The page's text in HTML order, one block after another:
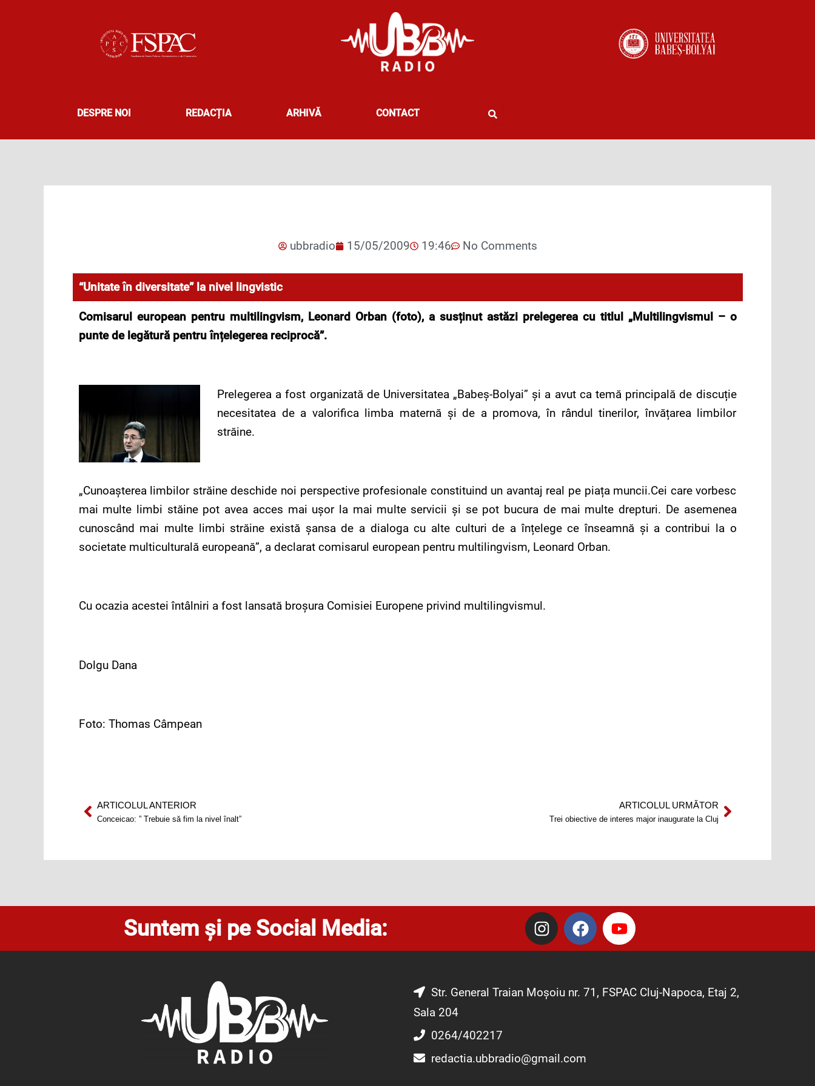
DESPRE NOI REDACȚIA ARHIVĂ CONTACT
ubbradio 15/05/2009 19:46 No Comments
“Unitate în diversitate” la nivel lingvistic
Comisarul european pentru multilingvism, Leonard Orban (foto), a susținut astăzi prelegerea cu titlul „Multilingvismul – o
punte de legătură pentru înțelegerea reciprocă”.
Prelegerea a fost organizată de Universitatea „Babeș-Bolyai” și a avut ca temă principală de discuție
necesitatea de a valorifica limba maternă și de a promova, în rândul tinerilor, învățarea limbilor
străine.
„Cunoașterea limbilor străine deschide noi perspective profesionale constituind un avantaj real pe piața muncii.Cei care vorbesc
mai multe limbi stăine pot avea acces mai ușor la mai multe servicii și se pot bucura de mai multe drepturi. De asemenea
cunoscând mai multe limbi străine există șansa de a dialoga cu alte culturi de a înțelege ce înseamnă și a contribui la o
societate multiculturală europeană”, a declarat comisarul european pentru multilingvism, Leonard Orban.
Cu ocazia acestei întâlniri a fost lansată broșura Comisiei Europene privind multilingvismul.
Dolgu Dana
Foto: Thomas Câmpean
Prev
ARTICOLUL ANTERIOR
Conceicao: ” Trebuie să fim la nivel înalt”
ARTICOLUL URMĂTOR
Trei obiective de interes major inaugurate la ClujNext
Suntem și pe Social Media:
I
n
s
g
m
F
a
c
b
o
Y
o
u
u
b
Str. General Traian Moșoiu nr. 71, FSPAC Cluj-Napoca, Etaj 2,
Sala 204
0264/402217
redactia.ubbradio@gmail.com